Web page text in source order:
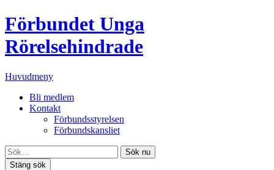
Förbundet Unga
Rörelsehindrade
Huvudmeny
Bli medlem
Kontakt
Förbundsstyrelsen
Förbundskansliet
Sök nu
Stäng sök